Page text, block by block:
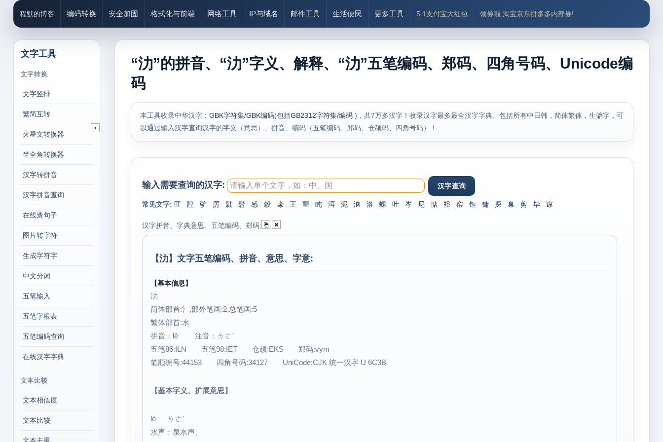
程默的博客 编码转换 安全加固 格式化与前端 网络工具 IP与域名 邮件工具 生活便民 更多工具 5.1支付宝大红包 领券啦,淘宝京东拼多多内部券!
文字工具
文字转换
文字竖排
繁简互转
火星文转换器
半全角转换器
汉字转拼音
汉字拼音查询
在线造句子
图片转字符
生成字符字
中文分词
五笔输入
五笔字根表
五笔编码查询
在线汉字字典
文本比较
文本相似度
文本比较
“氻”的拼音、“氻”字义、解释、“氻”五笔编码、郑码、四角号码、Unicode编
码
本工具收录中华汉字： GBK字符集/GBK编码(包括GB2312字符集/编码 )，共7万多汉字！收录汉字最多最全汉字字典、包括所有中日韩，简体繁体，生僻字，可
以通过输入汉字查询汉字的字义（意思）、拼音、编码（五笔编码、郑码、仓颉码、四角号码）！
输入需要查询的汉字:
常见文字: 匪 隍 驴 厉 鬏 髫 感 毂 壕 王 噩 盹 洱 泥 汹 洛 蜾 吐 岑 尼 惦 裕 窑 钷 镛 探 臬 剪 毕 谅
汉字拼音、字典意思、五笔编码、郑码:
【氻】文字五笔编码、拼音、意思、字意:
【基本信息】
氻
简体部首:氵,部外笔画:2,总笔画:5
繁体部首:水
拼音：lè 注音：ㄌㄜˋ
五笔86:ILN 五笔98:IET 仓颉:EKS 郑码:vym
笔顺编号:44153 四角号码:34127 UniCode:CJK 统一汉字 U 6C3B
【基本字义、扩展意思】
lè ㄌㄜˋ
水声；泉水声。